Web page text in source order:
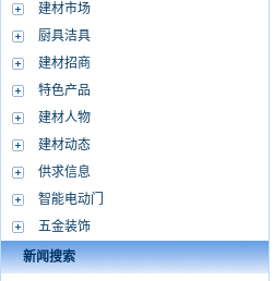
建材市场
厨具洁具
建材招商
特色产品
建材人物
建材动态
供求信息
智能电动门
五金装饰
新闻搜索